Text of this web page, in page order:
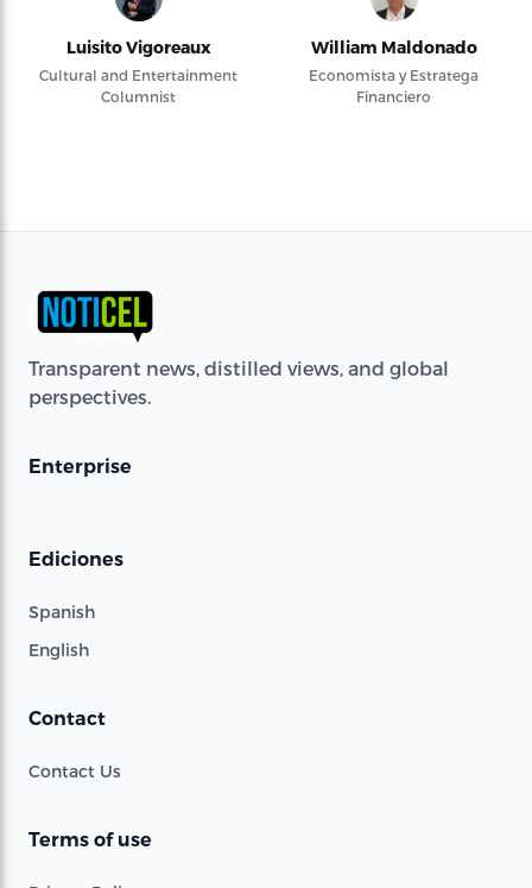
Luisito Vigoreaux
Cultural and Entertainment
Columnist
William Maldonado
Economista y Estratega
Financiero
Transparent news, distilled views, and global
perspectives.
Enterprise
Ediciones
Spanish
English
Contact
Contact Us
Terms of use